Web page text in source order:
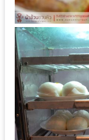
ตาม
รอย
น้า
อ้วน
หิว
ติดต่อ
น้า
อ้วน